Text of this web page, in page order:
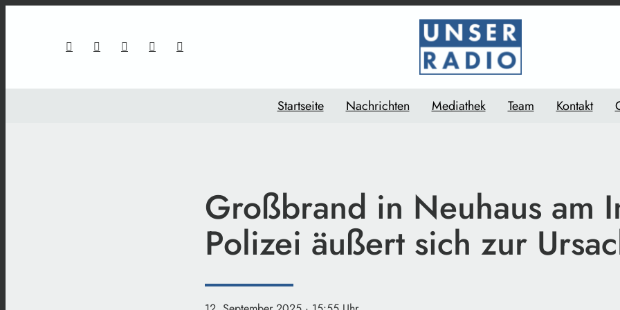
Startseite Nachrichten Mediathek Team Kontakt
Großbrand in Neuhaus am
Polizei äußert sich zur